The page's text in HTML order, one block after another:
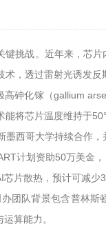
挑战。近年来，芯
，透过雷射光诱发
砷化镓（gallium
将芯片温度维持于
墨西哥大学持续合作
计划资助50万美金
片散热，预计可减
团队背景包含普林
算能力。